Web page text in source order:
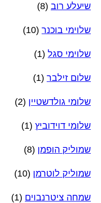
שיעלע רוב (8)
שלוימי בוכנר (10)
שלוימי סגל (1)
שלום זילבר (1)
שלומי גולדשטיין (2)
שלומי דוידוביץ (1)
שמוליק הופמן (8)
שמוליק לוטרמן (10)
שמחה ציטרנבוים (1)